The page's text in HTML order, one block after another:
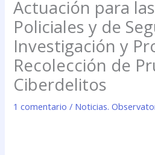
Actuación para
Policiales y de
Investigación y
Recolección de
Ciberdelitos
1 comentario / Noticias.